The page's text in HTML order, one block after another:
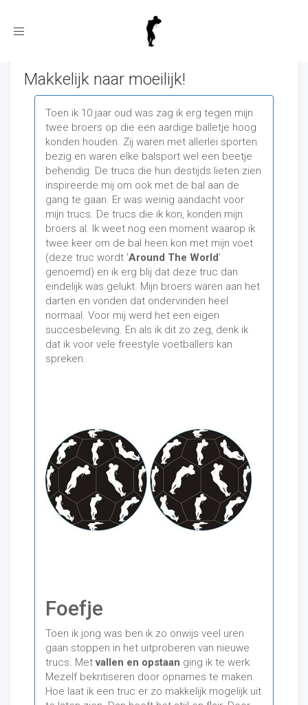
Toggle
Makkelijk naar moeilijk!
Toen ik 10 jaar oud was zag ik erg tegen mijn
twee broers op die een aardige balletje hoog
konden houden. Zij waren met allerlei sporten
bezig en waren elke balsport wel een beetje
behendig. De trucs die hun destijds lieten zien
inspireerde mij om ook met de bal aan de
gang te gaan. Er was weinig aandacht voor
mijn trucs. De trucs die ik kon, konden mijn
broers al. Ik weet nog een moment waarop ik
twee keer om de bal heen kon met mijn voet
(deze truc wordt 'Around The World'
genoemd) en ik erg blij dat deze truc dan
eindelijk was gelukt. Mijn broers waren aan het
darten en vonden dat ondervinden heel
normaal. Voor mij werd het een eigen
succesbeleving. En als ik dit zo zeg, denk ik
dat ik voor vele freestyle voetballers kan
spreken.
Foefje
Toen ik jong was ben ik zo onwijs veel uren
gaan stoppen in het uitproberen van nieuwe
trucs. Metvallen en opstaan ging ik te werk.
Mezelf bekritiseren door opnames te maken.
Hoe laat ik een truc er zo makkelijk mogelijk uit